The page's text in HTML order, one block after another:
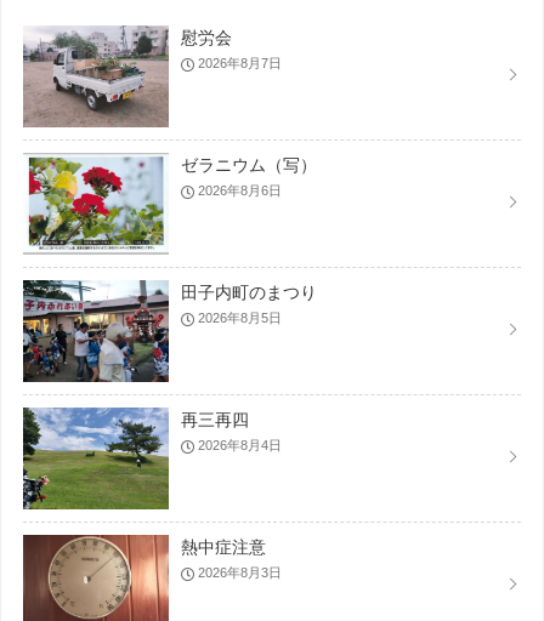
慰労会
2026年8月7日
ゼラニウム（写）
2026年8月6日
田子内町のまつり
2026年8月5日
再三再四
2026年8月4日
熱中症注意
2026年8月3日